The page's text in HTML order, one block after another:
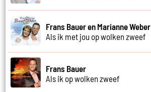
Frans Bauer en Marianne Weber
Als ik met jou op wolken zweef
Frans Bauer
Als ik op wolken zweef